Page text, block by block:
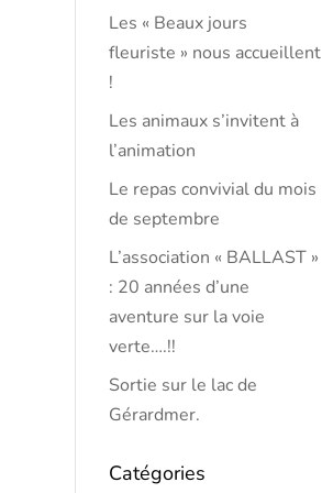
Les « Beaux jours
fleuriste » nous accueillent
!
Les animaux s’invitent à
l’animation
Le repas convivial du mois
de septembre
L’association « BALLAST »
: 20 années d’une
aventure sur la voie
verte….!!
Sortie sur le lac de
Gérardmer.
Catégories